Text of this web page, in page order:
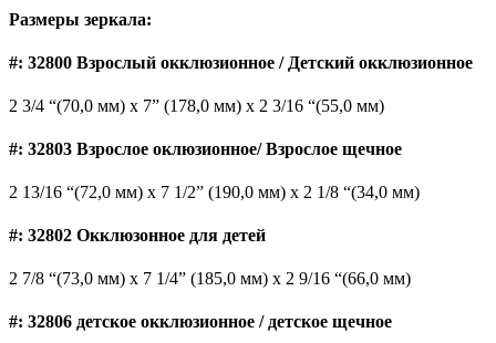
Размеры зеркала:
#: 32800 Взрослый окклюзионное / Детский окклюзионное
2 3/4 “(70,0 мм) x 7” (178,0 мм) x 2 3/16 “(55,0 мм)
#: 32803 Взрослое оклюзионное/ Взрослое щечное
2 13/16 “(72,0 мм) x 7 1/2” (190,0 мм) x 2 1/8 “(34,0 мм)
#: 32802 Окклюзонное для детей
2 7/8 “(73,0 мм) x 7 1/4” (185,0 мм) x 2 9/16 “(66,0 мм)
#: 32806 детское окклюзионное / детское щечное